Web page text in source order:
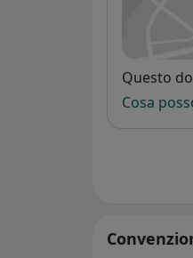
Questo
Cosa